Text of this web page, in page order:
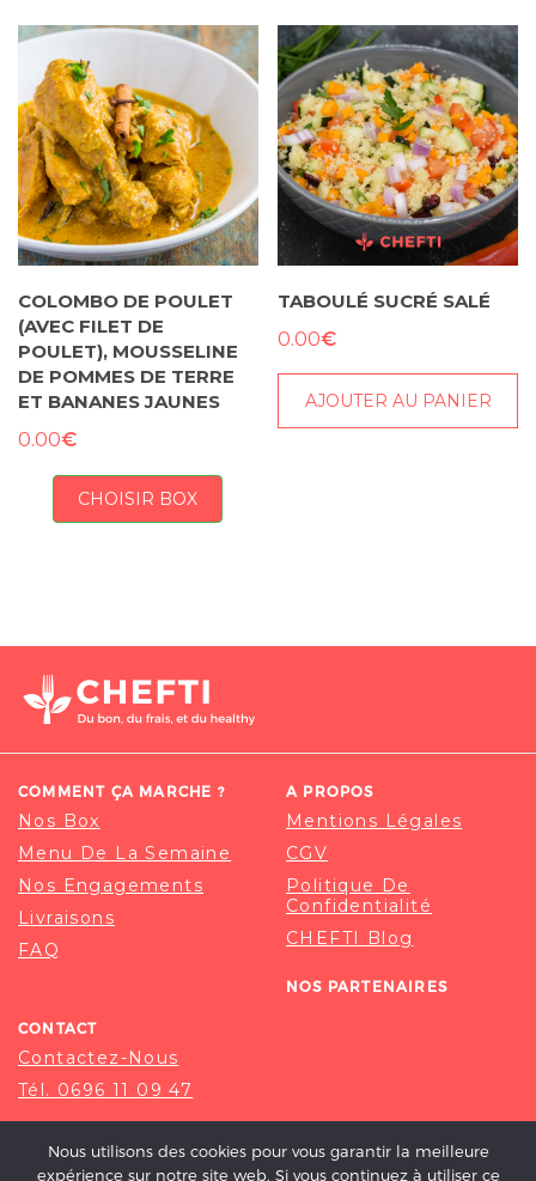
COLOMBO DE POULET
(AVEC FILET DE
POULET), MOUSSELINE
DE POMMES DE TERRE
ET BANANES JAUNES
0.00€
CHOISIR BOX
TABOULÉ SUCRÉ SALÉ
0.00€
AJOUTER AU PANIER
COMMENT ÇA MARCHE ?
Nos Box
Menu De La Semaine
Nos Engagements
Livraisons
FAQ
A PROPOS
Mentions Légales
CGV
Politique De
Confidentialité
CHEFTI Blog
NOS PARTENAIRES
CONTACT
Contactez-Nous
Tél. 0696 11 09 47
Nous utilisons des cookies pour vous garantir la meilleure
expérience sur notre site web. Si vous continuez à utiliser ce